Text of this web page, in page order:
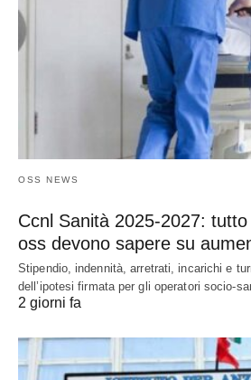
OSS NEWS
Ccnl Sanità 2025-2027:
oss devono sapere su
Stipendio, indennità, arretrati, incarichi e
dell’ipotesi firmata per gli operatori socio-
2 giorni fa